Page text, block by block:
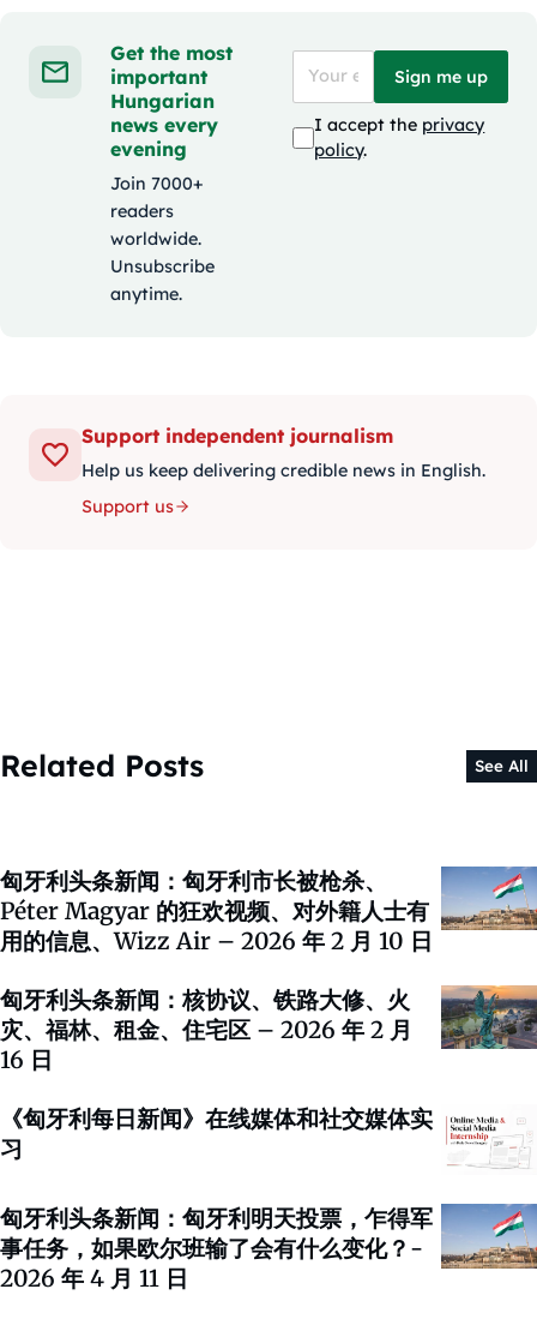
Get the most
important
Hungarian
news every
evening
Join 7000+
readers
worldwide.
Unsubscribe
anytime.
Sign me up
I accept the privacy
policy.
Support independent journalism
Help us keep delivering credible news in English.
Support us
Related Posts See All
匈牙利头条新闻：匈牙利市长被枪杀、
Péter Magyar 的狂欢视频、对外籍人士有
用的信息、Wizz Air – 2026 年 2 月 10 日
匈牙利头条新闻：核协议、铁路大修、火
灾、福林、租金、住宅区 – 2026 年 2 月
16 日
《匈牙利每日新闻》在线媒体和社交媒体实
习
匈牙利头条新闻：匈牙利明天投票，乍得军
事任务，如果欧尔班输了会有什么变化？-
2026 年 4 月 11 日